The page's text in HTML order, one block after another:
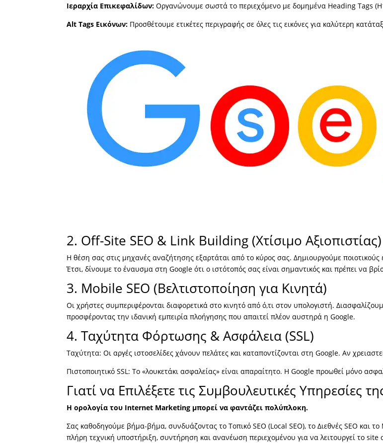
Ιεραρχία Επικεφαλίδων: Οργανώνουμε σωστά το περιεχόμενο με δομημένα Heading Tags
Alt Tags Εικόνων: Προσθέτουμε ετικέτες περιγραφής σε όλες τις εικόνες για καλύτερη
2. Off-Site SEO & Link Building (Χτίσιμο Αξιοπιστίας)
Η θέση σας στις μηχανές αναζήτησης εξαρτάται από το κύρος σας. Δημιουργούμε
Έτσι, δίνουμε το έναυσμα στη Google ότι ο ιστότοπός σας είναι σημαντικός και πρέπει να
3. Mobile SEO (Βελτιστοποίηση για Κινητά)
Οι χρήστες συμπεριφέρονται διαφορετικά στο κινητό από ό,τι στον υπολογιστή.
προσφέροντας την ιδανική εμπειρία πλοήγησης που απαιτεί πλέον αυστηρά η Google.
4. Ταχύτητα Φόρτωσης & Ασφάλεια (SSL)
Ταχύτητα: Οι αργές ιστοσελίδες χάνουν πελάτες και καταποντίζονται στη Google. Αν
Πιστοποιητικό SSL: Το «λουκετάκι ασφαλείας» είναι απαραίτητο. Η Google προωθεί μόνο
Γιατί να Επιλέξετε τις Συμβουλευτικές Υπηρεσίες
Η ορολογία του Internet Marketing μπορεί να φαντάζει πολύπλοκη.
Σας καθοδηγούμε βήμα-βήμα, συνδυάζοντας το Τοπικό SEO (Local SEO), το Διεθνές SEO
πλήρη τεχνική υποστήριξη, συντήρηση και ανανέωση περιεχομένου για να λειτουργεί το